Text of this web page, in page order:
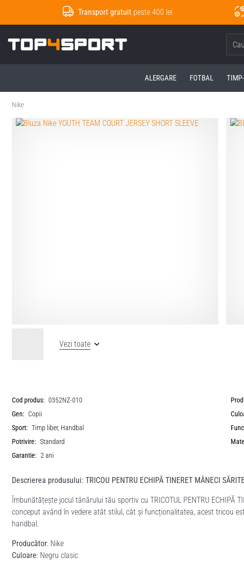
Transport gratuitpeste 400 lei
Top4Sport.ro
ALERGARE FOTBAL
Nike
Vezi toate
Cod produs: 0352NZ-010
Gen: Copii
Sport: Timp liber, Handbal
Potrivire: Standard
Garantie: 2 ani
Descrierea produsului: TRICOU PENTRU ECHIPĂ TINERET MÂNECI
Îmbunătățește jocul tânărului tău sportiv cu TRICOTUL PENTRU ECHIPĂ
conceput având în vedere atât stilul, cât și funcționalitatea, acest tricou
handbal.
Producător: Nike
Culoare: Negru clasic